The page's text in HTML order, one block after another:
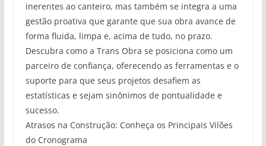
inerentes ao canteiro, mas também se integra a uma
gestão proativa que garante que sua obra avance de
forma fluida, limpa e, acima de tudo, no prazo.
Descubra como a Trans Obra se posiciona como um
parceiro de confiança, oferecendo as ferramentas e o
suporte para que seus projetos desafiem as
estatísticas e sejam sinônimos de pontualidade e
sucesso.
Atrasos na Construção: Conheça os Principais Vilões
do Cronograma